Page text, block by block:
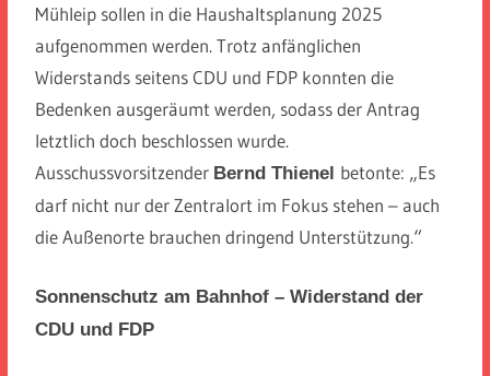
Mühleip sollen in die Haushaltsplanung 2025
aufgenommen werden. Trotz anfänglichen
Widerstands seitens CDU und FDP konnten die
Bedenken ausgeräumt werden, sodass der Antrag
letztlich doch beschlossen wurde.
Ausschussvorsitzender Bernd Thienel betonte: „Es
darf nicht nur der Zentralort im Fokus stehen – auch
die Außenorte brauchen dringend Unterstützung.“
Sonnenschutz am Bahnhof – Widerstand der
CDU und FDP